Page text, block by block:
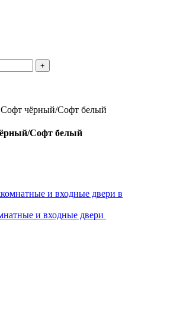
+
Софт белый
и входные двери